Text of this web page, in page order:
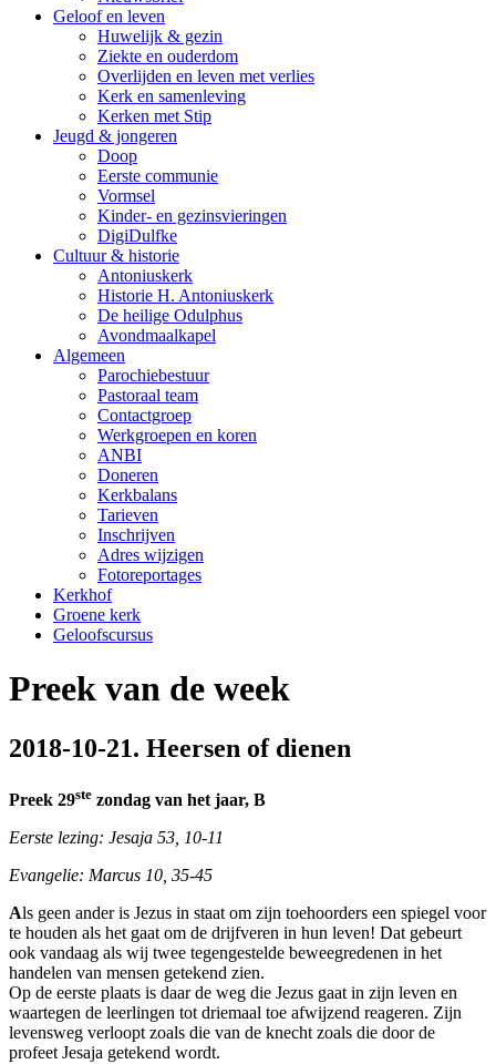
Geloof en leven
Huwelijk & gezin
Ziekte en ouderdom
Overlijden en leven met verlies
Kerk en samenleving
Kerken met Stip
Jeugd & jongeren
Doop
Eerste communie
Vormsel
Kinder- en gezinsvieringen
DigiDulfke
Cultuur & historie
Antoniuskerk
Historie H. Antoniuskerk
De heilige Odulphus
Avondmaalkapel
Algemeen
Parochiebestuur
Pastoraal team
Contactgroep
Werkgroepen en koren
ANBI
Doneren
Kerkbalans
Tarieven
Inschrijven
Adres wijzigen
Fotoreportages
Kerkhof
Groene kerk
Geloofscursus
Preek van de week
2018-10-21. Heersen of dienen
Preek 29ste zondag van het jaar, B
Eerste lezing: Jesaja 53, 10-11
Evangelie: Marcus 10, 35-45
Als geen ander is Jezus in staat om zijn toehoorders een spiegel voor
te houden als het gaat om de drijfveren in hun leven! Dat gebeurt
ook vandaag als wij twee tegengestelde beweegredenen in het
handelen van mensen getekend zien.
Op de eerste plaats is daar de weg die Jezus gaat in zijn leven en
waartegen de leerlingen tot driemaal toe afwijzend reageren. Zijn
levensweg verloopt zoals die van de knecht zoals die door de
profeet Jesaja getekend wordt.